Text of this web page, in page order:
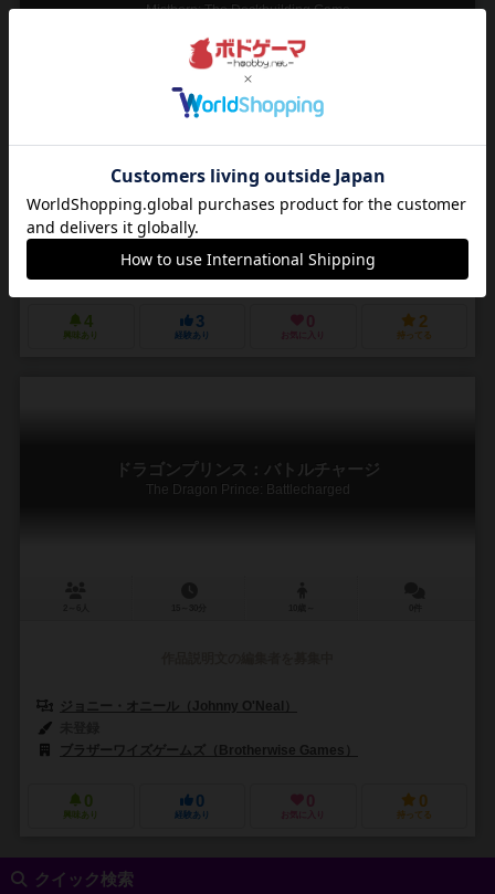
Mistborn: The Deckbuilding Game
作品説明文の編集者を募集中
ジョン・クレア（John D. Clair）
ブラザーワイズゲームズ（Brotherwise Games）
4
興味あり
3
経験あり
0
お気に入り
2
持ってる
ドラゴンプリンス：バトルチャージ
The Dragon Prince: Battlecharged
ジョニー・オニール（Johnny O'Neal）
ブラザーワイズゲームズ（Brotherwise Games）
0
興味あり
0
経験あり
0
お気に入り
0
持ってる
クイック検索